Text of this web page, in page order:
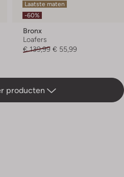
Laatste maten
-60%
Bronx
Loafers
€ 139,99 € 55,99
producten